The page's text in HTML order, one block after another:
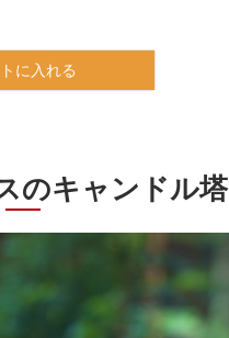
に入れる
のキャンドル塔